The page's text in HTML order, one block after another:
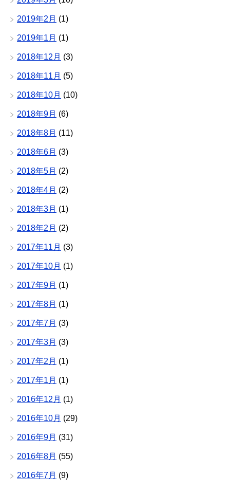
2019年2月 (1)
2019年1月 (1)
2018年12月 (3)
2018年11月 (5)
2018年10月 (10)
2018年9月 (6)
2018年8月 (11)
2018年6月 (3)
2018年5月 (2)
2018年4月 (2)
2018年3月 (1)
2018年2月 (2)
2017年11月 (3)
2017年10月 (1)
2017年9月 (1)
2017年8月 (1)
2017年7月 (3)
2017年3月 (3)
2017年2月 (1)
2017年1月 (1)
2016年12月 (1)
2016年10月 (29)
2016年9月 (31)
2016年8月 (55)
2016年7月 (9)